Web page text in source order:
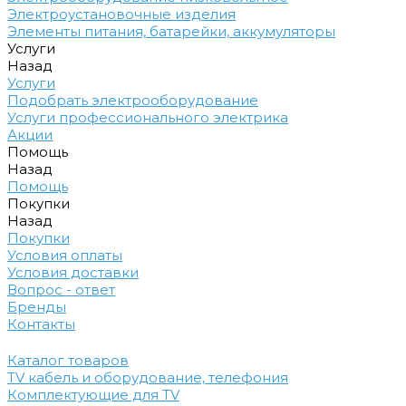
Электроустановочные изделия
Элементы питания, батарейки, аккумуляторы
Услуги
Назад
Услуги
Подобрать электрооборудование
Услуги профессионального электрика
Акции
Помощь
Назад
Помощь
Покупки
Назад
Покупки
Условия оплаты
Условия доставки
Вопрос - ответ
Бренды
Контакты
Каталог товаров
TV кабель и оборудование, телефония
Комплектующие для TV